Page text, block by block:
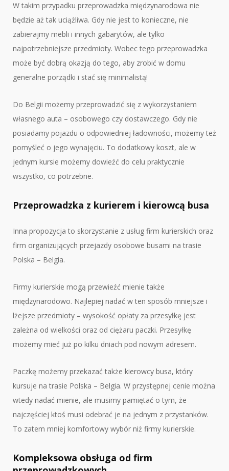
W takim przypadku przeprowadzka międzynarodowa nie
będzie aż tak uciążliwa. Gdy nie jest to konieczne, nie
zabierajmy mebli i innych gabarytów, ale tylko
najpotrzebniejsze przedmioty. Wobec tego przeprowadzka
może być dobrą okazją do tego, aby zrobić w domu
generalne porządki i stać się minimalistą!
Do Belgii możemy przeprowadzić się z wykorzystaniem
własnego auta – osobowego czy dostawczego. Gdy nie
posiadamy pojazdu o odpowiedniej ładowności, możemy też
pomyśleć o jego wynajęciu. To dodatkowy koszt, ale w
jednym kursie możemy dowieźć do celu praktycznie
wszystko, co potrzebne.
Przeprowadzka z kurierem i kierowcą busa
Inna propozycja to skorzystanie z usług firm kurierskich oraz
firm organizujących przejazdy osobowe busami na trasie
Polska – Belgia.
Firmy kurierskie mogą przewieźć mienie także
międzynarodowo. Najlepiej nadać w ten sposób mniejsze i
lżejsze przedmioty – wysokość opłaty za przesyłkę jest
zależna od wielkości oraz od ciężaru paczki. Przesyłkę
możemy mieć już po kilku dniach pod nowym adresem.
Paczkę możemy przekazać także kierowcy busa, który
kursuje na trasie Polska – Belgia. W przystępnej cenie można
wtedy nadać mienie, ale musimy pamiętać o tym, że
najczęściej ktoś musi odebrać je na jednym z przystanków.
To zatem mniej komfortowy wybór niż firmy kurierskie.
Kompleksowa obsługa od firm